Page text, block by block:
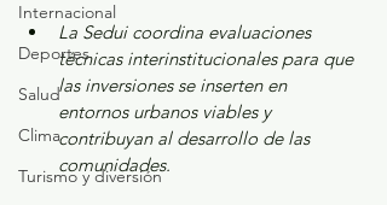
Internacional
Deportes
Salud
Clima
Turismo y diversión
La Sedui coordina evaluaciones
técnicas interinstitucionales para que
las inversiones se inserten en
entornos urbanos viables y
contribuyan al desarrollo de las
comunidades.